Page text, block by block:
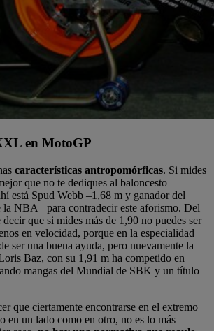
en MotoGP
características antropomórficas. Si mides
que no te dediques al baloncesto
está Spud Webb –1,68 m y ganador del
la NBA– para contradecir este aforismo. Del
que si mides más de 1,90 no puedes ser
en velocidad, porque en la especialidad
ser una buena ayuda, pero nuevamente la
Baz, con su 1,91 m ha competido en
mangas del Mundial de SBK y un título
que ciertamente encontrarse en el extremo
en un lado como en otro, no es lo más